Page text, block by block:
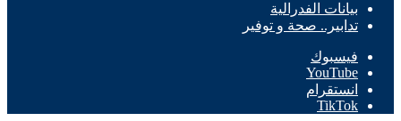
بيانات الفدرالية
تدابير.. صحة و توفير
فيسبوك
‫YouTube
انستقرام
‫TikTok